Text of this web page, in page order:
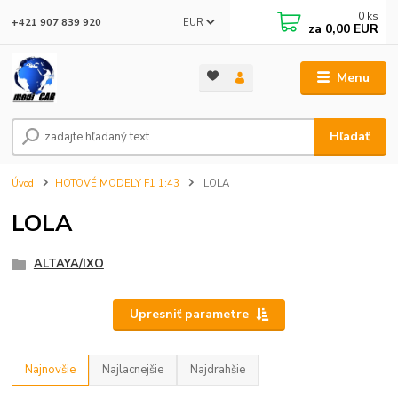
Menu
EUR
Hľadať
+421 907 839 920 0 ks
za 0,00 EUR
Úvod HOTOVÉ MODELY F1 1:43 LOLA
LOLA
ALTAYA/IXO
Upresniť parametre
Najnovšie Najlacnejšie Najdrahšie